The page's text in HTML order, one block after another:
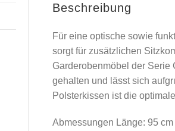
Beschreibung
Für eine optische sowie
sorgt für zusätzlichen
Garderobenmöbel der Serie
gehalten und lässt sich
Polsterkissen ist die
Abmessungen Länge: 95